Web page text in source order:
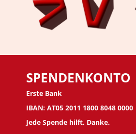
SPENDENKONTO
Erste Bank
IBAN: AT05 2011 1800 8048 0000
Jede Spende hilft. Danke.